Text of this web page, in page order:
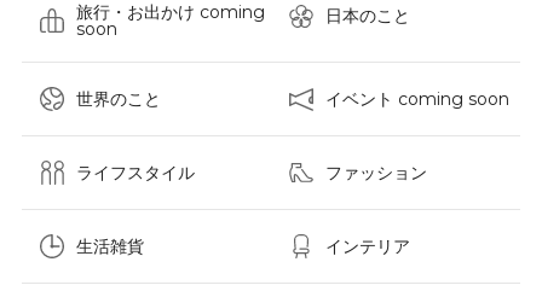
旅行・お出かけ coming
soon
日本のこと
世界のこと イベント coming soon
ライフスタイル ファッション
生活雑貨 インテリア